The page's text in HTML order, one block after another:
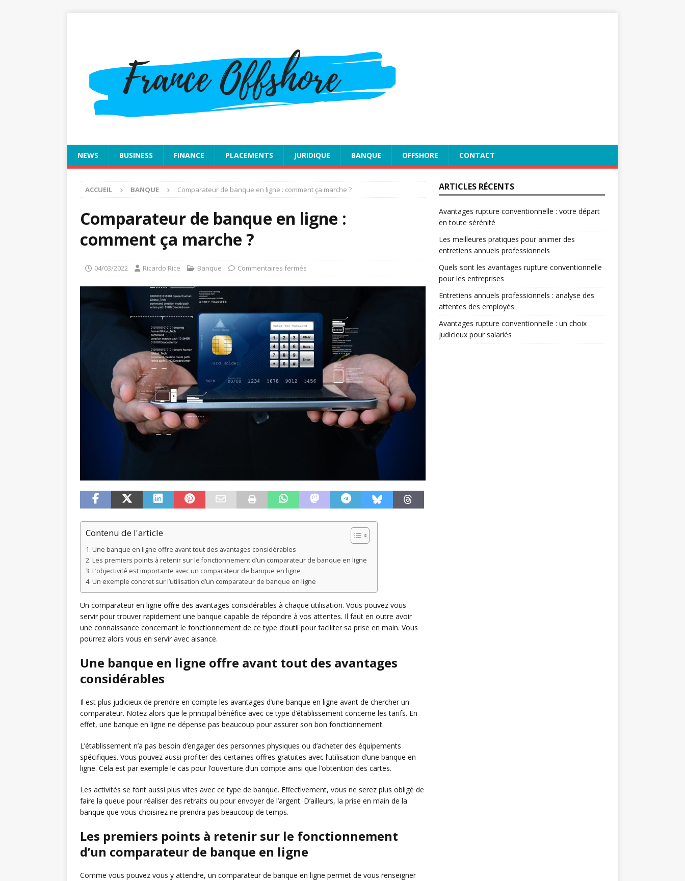
NEWS BUSINESS FINANCE PLACEMENTS JURIDIQUE BANQUE OFFSHORE CONTACT
ACCUEIL BANQUE Comparateur de banque en ligne : comment ça marche ?
Comparateur de banque en ligne :
comment ça marche ?
04/03/2022 Ricardo Rice Banque Commentaires fermés
Contenu de l'article
Une banque en ligne offre avant tout des avantages considérables
Les premiers points à retenir sur le fonctionnement d’un comparateur de banque en ligne
L’objectivité est importante avec un comparateur de banque en ligne
Un exemple concret sur l’utilisation d’un comparateur de banque en ligne
Un comparateur en ligne offre des avantages considérables à chaque utilisation. Vous pouvez vous
servir pour trouver rapidement une banque capable de répondre à vos attentes. Il faut en outre avoir
une connaissance concernant le fonctionnement de ce type d’outil pour faciliter sa prise en main. Vous
pourrez alors vous en servir avec aisance.
Une banque en ligne offre avant tout des avantages
considérables
Il est plus judicieux de prendre en compte les avantages d’une banque en ligne avant de chercher un
comparateur. Notez alors que le principal bénéfice avec ce type d’établissement concerne les tarifs. En
effet, une banque en ligne ne dépense pas beaucoup pour assurer son bon fonctionnement.
L’établissement n’a pas besoin d’engager des personnes physiques ou d’acheter des équipements
spécifiques. Vous pouvez aussi profiter des certaines offres gratuites avec l’utilisation d’une banque en
ligne. Cela est par exemple le cas pour l’ouverture d’un compte ainsi que l’obtention des cartes.
Les activités se font aussi plus vites avec ce type de banque. Effectivement, vous ne serez plus obligé de
faire la queue pour réaliser des retraits ou pour envoyer de l’argent. D’ailleurs, la prise en main de la
banque que vous choisirez ne prendra pas beaucoup de temps.
Les premiers points à retenir sur le fonctionnement
d’un comparateur de banque en ligne
Comme vous pouvez vous y attendre, un comparateur de banque en ligne permet de vous renseigner
ARTICLES RÉCENTS
Avantages rupture conventionnelle : votre départ
en toute sérénité
Les meilleures pratiques pour animer des
entretiens annuels professionnels
Quels sont les avantages rupture conventionnelle
pour les entreprises
Entretiens annuels professionnels : analyse des
attentes des employés
Avantages rupture conventionnelle : un choix
judicieux pour salariés